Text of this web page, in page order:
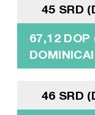
45 SRD
67,12 DOP
46 SRD